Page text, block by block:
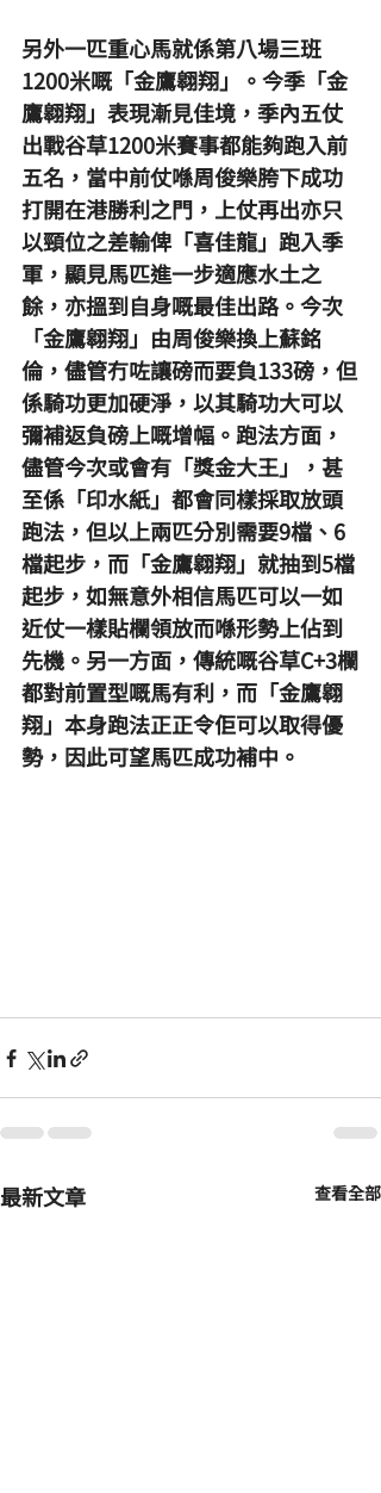
另外一匹重心馬就係第八場三班
1200米嘅「金鷹翱翔」。今季「金
鷹翱翔」表現漸見佳境，季內五仗
出戰谷草1200米賽事都能夠跑入前
五名，當中前仗喺周俊樂胯下成功
打開在港勝利之門，上仗再出亦只
以頸位之差輸俾「喜佳龍」跑入季
軍，顯見馬匹進一步適應水土之
餘，亦搵到自身嘅最佳出路。今次
「金鷹翱翔」由周俊樂換上蘇銘
倫，儘管冇咗讓磅而要負133磅，但
係騎功更加硬淨，以其騎功大可以
彌補返負磅上嘅增幅。跑法方面，
儘管今次或會有「獎金大王」，甚
至係「印水紙」都會同樣採取放頭
跑法，但以上兩匹分別需要9檔、6
檔起步，而「金鷹翱翔」就抽到5檔
起步，如無意外相信馬匹可以一如
近仗一樣貼欄領放而喺形勢上佔到
先機。另一方面，傳統嘅谷草C+3欄
都對前置型嘅馬有利，而「金鷹翱
翔」本身跑法正正令佢可以取得優
勢，因此可望馬匹成功補中。
最新文章 查看全部